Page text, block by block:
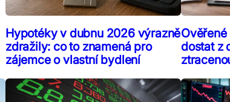
Hypotéky v dubnu 2026 výrazně
zdražily: co to znamená pro
zájemce o vlastní bydlení
dostat z